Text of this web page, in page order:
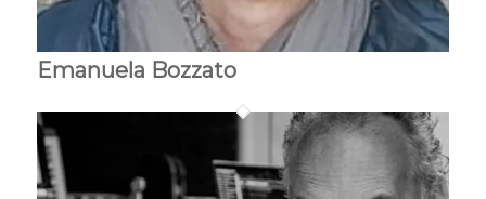
Emanuela Bozzato